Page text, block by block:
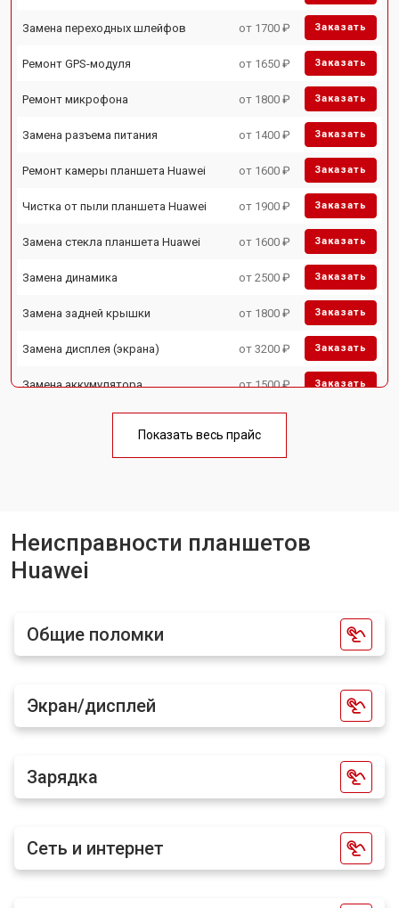
Замена переходных шлейфов от 1700 ₽ Заказать
Ремонт GPS-модуля от 1650 ₽ Заказать
Ремонт микрофона от 1800 ₽ Заказать
Замена разъема питания от 1400 ₽ Заказать
Ремонт камеры планшета Huawei от 1600 ₽ Заказать
Чистка от пыли планшета Huawei от 1900 ₽ Заказать
Замена стекла планшета Huawei от 1600 ₽ Заказать
Замена динамика от 2500 ₽ Заказать
Замена задней крышки от 1800 ₽ Заказать
Замена дисплея (экрана) от 3200 ₽ Заказать
Замена аккумулятора от 1500 ₽ Заказать
Замена материнской платы от 3200 ₽
Показать весь прайс
Неисправности планшетов
Huawei
Общие поломки
Экран/дисплей
Зарядка
Сеть и интернет